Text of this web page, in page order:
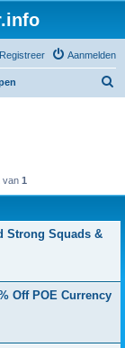
Aanmelden
Registreer
van 1
Strong Squads &
Off POE Currency